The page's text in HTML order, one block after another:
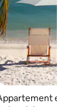
sur la
en